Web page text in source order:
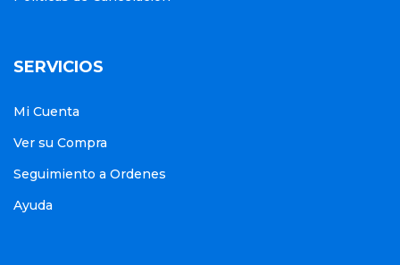
SERVICIOS
Mi Cuenta
Ver su Compra
Seguimiento a Ordenes
Ayuda